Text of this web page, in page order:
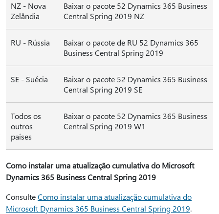
NZ - Nova
Zelândia
Baixar o pacote 52 Dynamics 365 Business
Central Spring 2019 NZ
RU - Rússia
Baixar o pacote de RU 52 Dynamics 365
Business Central Spring 2019
SE - Suécia
Baixar o pacote 52 Dynamics 365 Business
Central Spring 2019 SE
Todos os
outros
países
Baixar o pacote 52 Dynamics 365 Business
Central Spring 2019 W1
Como instalar uma atualização cumulativa do Microsoft
Dynamics 365 Business Central Spring 2019
ConsulteComo instalar uma atualização cumulativa do
Microsoft Dynamics 365 Business Central Spring 2019.